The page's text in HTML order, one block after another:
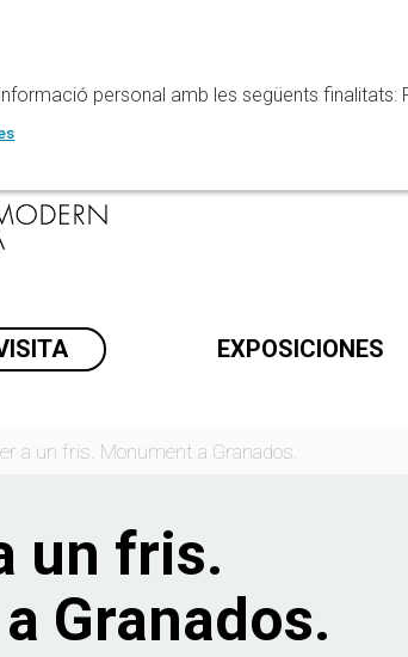
EXPOSICIONES
a un fris. Monument a Granados.
un fris.
Granados.
personal amb les següents finalitats: